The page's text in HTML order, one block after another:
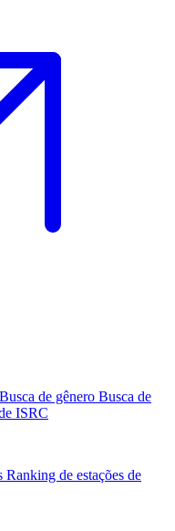
Busca de gênero Busca de
ISRC
Ranking de estações de